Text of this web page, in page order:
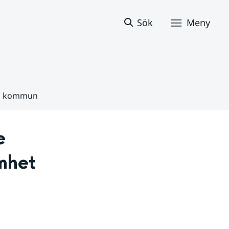
Sök Meny
kommun